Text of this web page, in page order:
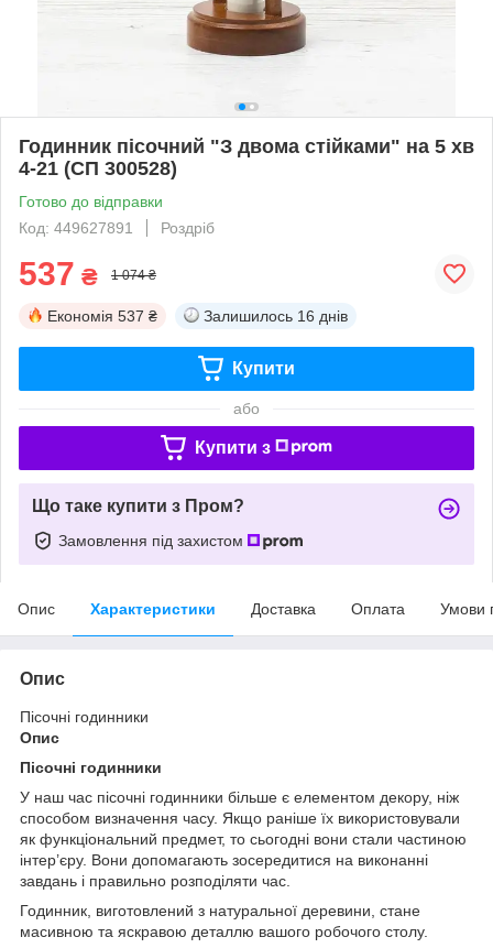
Годинник пісочний "З двома стійками" на 5 хв
4-21 (СП 300528)
Готово до відправки
Код: 449627891
Роздріб
537 ₴ 1 074 ₴
Економія 537 ₴ Залишилось 16 днів
Купити
або
Купити з
Що таке купити з Пром?
Замовлення під захистом
Опис Характеристики Доставка Оплата Умови
Опис
Пісочні годинники
Опис
Пісочні годинники
У наш час пісочні годинники більше є елементом декору, ніж
способом визначення часу. Якщо раніше їх використовували
як функціональний предмет, то сьогодні вони стали частиною
інтер’єру. Вони допомагають зосередитися на виконанні
завдань і правильно розподіляти час.
Годинник, виготовлений з натуральної деревини, стане
масивною та яскравою деталлю вашого робочого столу.